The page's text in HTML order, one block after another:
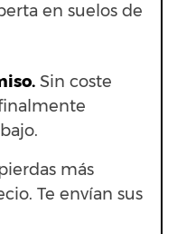
en suelos de
Sin coste
más
Te envían sus